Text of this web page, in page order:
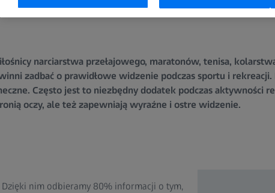
narciarstwa przełajowego, maratonów, tenisa,
zadbać o prawidłowe widzenie podczas sportu i
Często jest to niezbędny dodatek podczas aktywności
oczy, ale też zapewniają wyraźne i ostre widzenie.
Dzięki nim odbieramy 80% informacji o tym,